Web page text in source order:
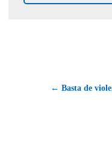
← Basta de